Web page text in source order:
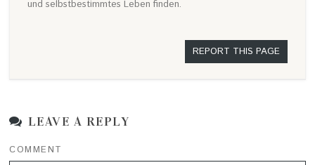
und selbstbestimmtes Leben finden.
REPORT THIS PAGE
LEAVE A REPLY
COMMENT